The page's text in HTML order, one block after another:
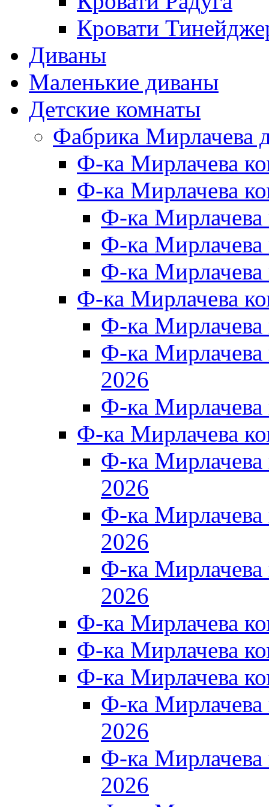
Кровати
Диваны
Маленькие диваны
Детские комнаты
Фабрика Мирлачева
Ф-ка Мирлачева
Ф-ка Мирлачева
Ф-ка
Ф-ка Мирлачева
Ф-ка Мирлачева
Ф-ка Мирлачева
Ф-ка
Ф-ка
2026
Ф-ка
Ф-ка Мирлачева
Ф-ка
2026
Ф-ка
2026
Ф-ка
2026
Ф-ка Мирлачева
Ф-ка Мирлачева
Ф-ка Мирлачева
Ф-ка
2026
Ф-ка
2026